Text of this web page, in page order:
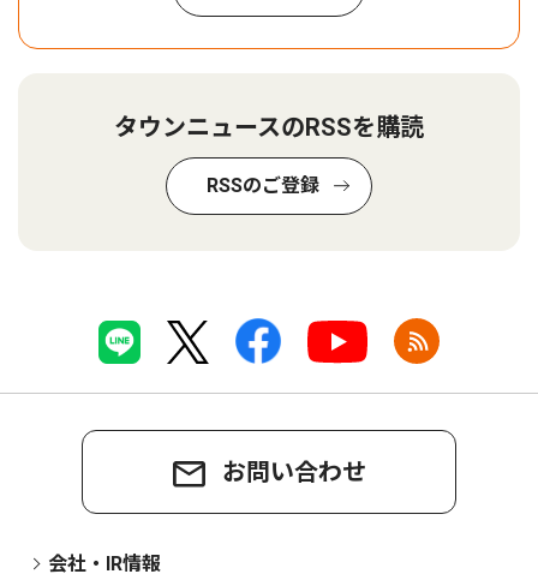
タウンニュースのRSSを購読
RSSのご登録
お問い合わせ
会社・IR情報